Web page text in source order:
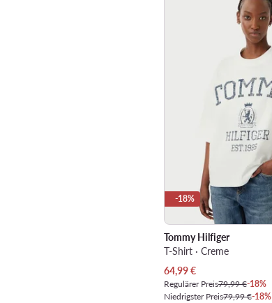
-18%
Tommy Hilfiger
T-Shirt · Creme
Aktueller Preis
64,99€
Regulärer Preis79,99 €-18%
Niedrigster Preis79,99 €-18%